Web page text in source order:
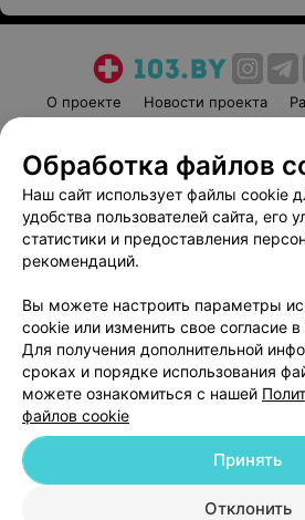
О проекте Новости проекта
Пользовательское соглашение
Вакансии
Написать
Обработка
© 2026 ООО «Артокс Лаб», УНП 191700409
|
Обработка файлов
Наш сайт использует файлы cookie
удобства пользователей сайта, его
статистики и предоставления
рекомендаций.
Вы можете настроить параметры
cookie или изменить свое согласие
Для получения дополнительной
сроках и порядке использования
можете ознакомиться с нашей
файлов cookie
Отклонить
Принять